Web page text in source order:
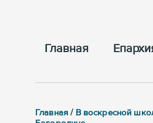
Главная
Главная / В воскресной